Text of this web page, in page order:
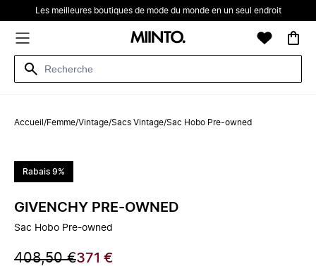
Les meilleures boutiques de mode du monde en un seul endroit
Accueil /Femme/Vintage/Sacs Vintage/Sac Hobo Pre-owned
Rabais 9%
GIVENCHY PRE-OWNED
Sac Hobo Pre-owned
408,50 €371 €